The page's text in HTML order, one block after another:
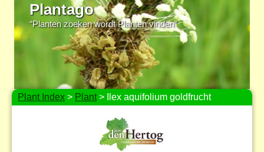
Plantago
“Planten zoeken wordt Planten vinden”
Plant Index > Plant> Ilex aquifolium goldfrucht